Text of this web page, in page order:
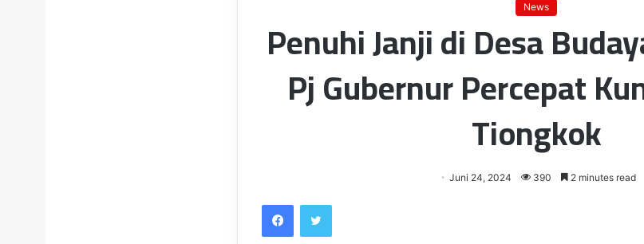
News
Penuhi Janji di Desa
Pj Gubernur Percepat
Tiongkok
Juni 24, 2024 390 2 minutes read
FacebookTwitter